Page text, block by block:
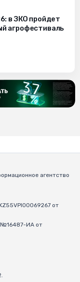
в ЗКО пройдет
агрофестиваль
агентство
от
№16487-ИА от